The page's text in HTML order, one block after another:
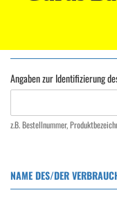
Angaben zur Identifizierung
z.B. Bestellnummer,
NAME DES/DER